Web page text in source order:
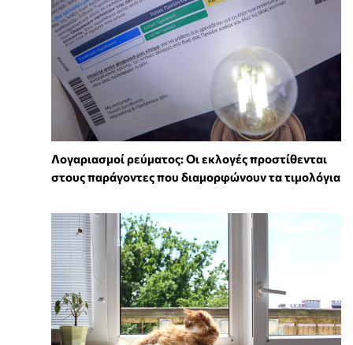
Λογαριασμοί ρεύματος: Οι εκλογές προστίθενται
στους παράγοντες που διαμορφώνουν τα τιμολόγια